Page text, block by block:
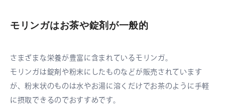
モリンガはお茶や錠剤が一般的
さまざまな栄養が豊富に含まれているモリンガ。
モリンガは錠剤や粉末にしたものなどが販売されています
が、粉末状のものは水やお湯に溶くだけでお茶のように手軽
に摂取できるのでおすすめです。